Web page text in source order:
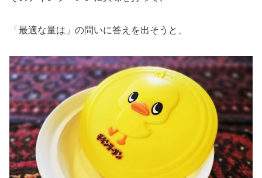
「最適な量は」の問いに答えを出そうと、